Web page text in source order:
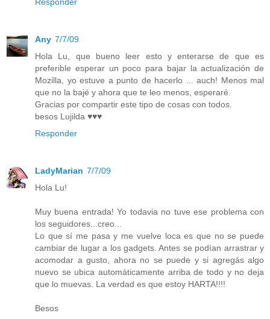
Any 7/7/09
Hola Lu, que bueno leer esto y enterarse de que es
preferible esperar un poco para bajar la actualización de
Mozilla, yo estuve a punto de hacerlo ... auch! Menos mal
que no la bajé y ahora que te leo menos, esperaré.
Gracias por compartir este tipo de cosas con todos.
besos Lujilda ♥♥♥
Responder
LadyMarian 7/7/09
Hola Lu!
Muy buena entrada! Yo todavia no tuve ese problema con
los seguidores...creo...
Lo que sí me pasa y me vuelve loca es que no se puede
cambiar de lugar a los gadgets. Antes se podían arrastrar y
acomodar a gusto, ahora no se puede y si agregás algo
nuevo se ubica automáticamente arriba de todo y no deja
que lo muevas. La verdad es que estoy HARTA!!!!
Besos